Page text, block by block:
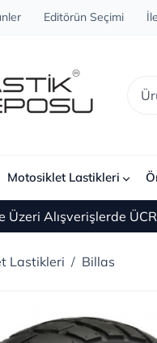
Editörün Seçimi
Motosiklet Lastikleri
Lastikleri Billas